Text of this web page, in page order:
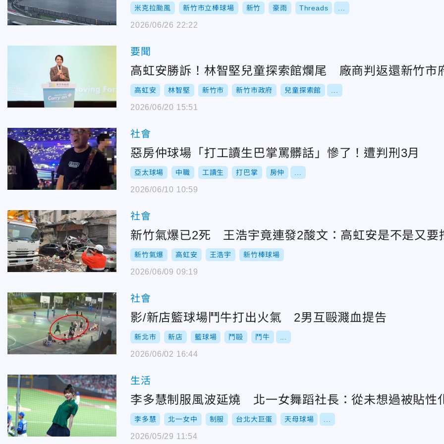
米克拉颱風 新竹市立棒球場 新竹 豪雨 Threads
2026/06/26 22:22
要聞
高虹安勝訴！林智堅兒童探索館爛尾 廠商判返還新竹市
高虹安 林智堅 新竹市 新竹市政府 兒童探索館
2026/06/20 15:51
社會
惡房仲球場「打工讀生巴掌罵髒話」慘了！遭判刑3月
亞太球場 中職 工讀生 打巴掌 房仲
2026/06/10 10:59
社會
新竹氣爆已2死 王浩宇竟連發2酸文：高虹安是不是又要
新竹氣爆 高虹安 王浩宇 新竹棒球場
2026/06/09 09:19
社會
影/新店籃球場鬥牛打出火氣 2男互毆濺血提告
新北市 新店 籃球場 鬥毆 鬥牛
2026/06/02 16:44
生活
李多慧制服風波延燒 北一女舞蹈社長：從未想過被貼性
李多慧 北一女中 制服 台北大巨蛋 天母球場
2026/05/29 11:54